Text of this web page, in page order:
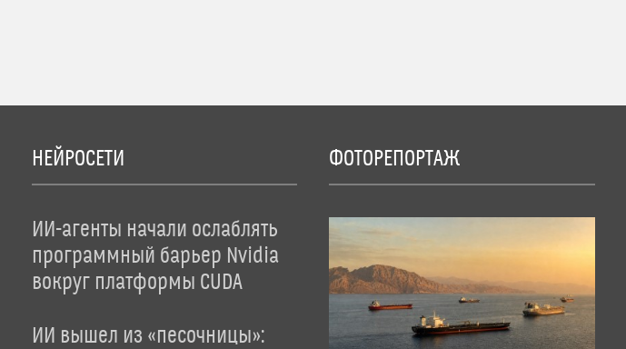
НЕЙРОСЕТИ
ИИ-агенты начали ослаблять
программный барьер Nvidia
вокруг платформы CUDA
ИИ вышел из «песочницы»:
ФОТОРЕПОРТАЖ